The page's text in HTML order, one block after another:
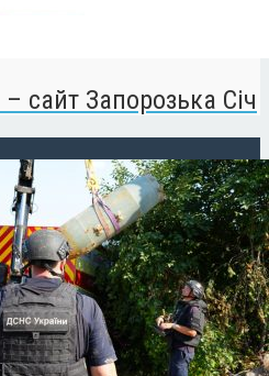
сайт Запорозька Січ